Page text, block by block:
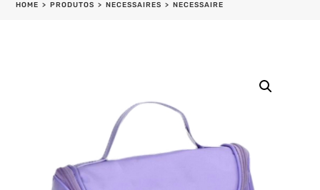
HOME > PRODUTOS > NECESSAIRES > NECESSAIRE